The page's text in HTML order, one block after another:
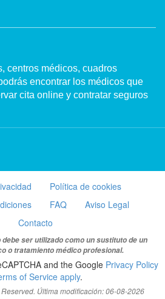
centros médicos, cuadros
encontrar los médicos que
cita online y contratar seguros
Política de cookies
FAQ
Aviso Legal
Contacto
ser utilizado como un sustituto de un
o tratamiento médico profesional.
and the Google Privacy Policy
of Service apply.
Última modificación: 06-08-2026